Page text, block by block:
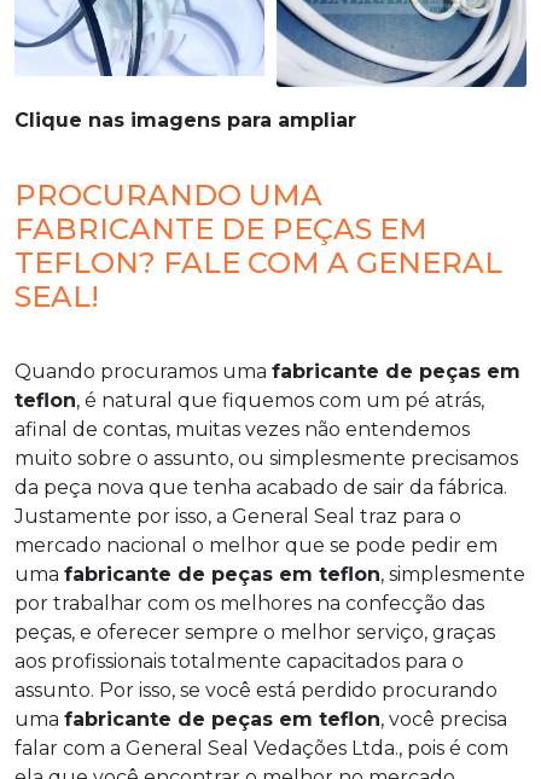
Clique nas imagens para ampliar
PROCURANDO UMA
FABRICANTE DE PEÇAS EM
TEFLON? FALE COM A GENERAL
SEAL!
Quando procuramos uma fabricante de peças em
teflon, é natural que fiquemos com um pé atrás,
afinal de contas, muitas vezes não entendemos
muito sobre o assunto, ou simplesmente precisamos
da peça nova que tenha acabado de sair da fábrica.
Justamente por isso, a General Seal traz para o
mercado nacional o melhor que se pode pedir em
uma fabricante de peças em teflon, simplesmente
por trabalhar com os melhores na confecção das
peças, e oferecer sempre o melhor serviço, graças
aos profissionais totalmente capacitados para o
assunto. Por isso, se você está perdido procurando
uma fabricante de peças em teflon, você precisa
falar com a General Seal Vedações Ltda., pois é com